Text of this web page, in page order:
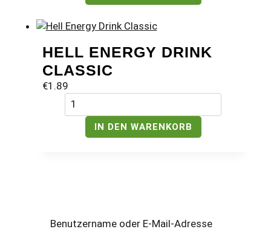
Fruchtgetränk
mit
Süßungsmitteln
1L
Menge
HELL ENERGY DRINK
CLASSIC
€1.89
Hell
Energy
Classic
IN DEN WARENKORB
Benutzername oder E-Mail-Adresse